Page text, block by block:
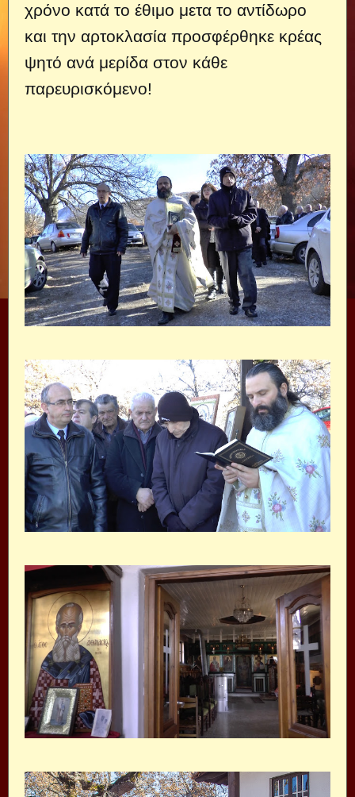
χρόνο κατά το έθιμο μετα το αντίδωρο
και την αρτοκλασία προσφέρθηκε κρέας
ψητό ανά μερίδα στον κάθε
παρευρισκόμενο!